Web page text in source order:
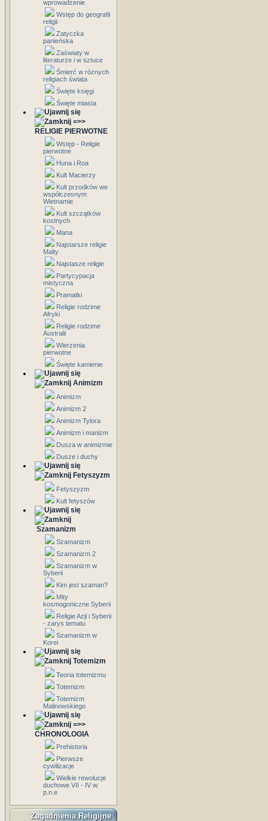
wprowadzenie
Wstęp do geografii
religii
Zatyczka
panieńska
Zaświaty w
literaturze i w sztuce
Śmierć w różnych
religiach świata
Święte księgi
Święte miasta
=>>
RELIGIE PIERWOTNE
Wstęp - Religie
pierwotne
Huna i Roa
Kult Macierzy
Kult przodków we
współczesnym
Wietnamie
Kult szczątków
kostnych
Mana
Najstarsze religie
Malty
Najstasze religie
Partycypacja
mistyczna
Pramatki
Religie rodzime
Afryki
Religie rodzime
Australii
Wierzenia
pierwotne
Święte kamienie
Animizm
Animizm
Animizm 2
Animizm Tylora
Animizm i manizm
Dusza w animizmie
Dusze i duchy
Fetyszyzm
Fetyszyzm
Kult fetyszów
Szamanizm
Szamanizm
Szamanizm 2
Szamanizm w
Syberii
Kim jest szaman?
Mity
kosmogoniczne Syberii
Religie Azji i Syberii
- zarys tematu
Szamanizm w
Korei
Totemizm
Teoria totemizmu
Totemizm
Totemizm
Malinowskiego
=>>
CHRONOLOGIA
Prehistoria
Pierwsze
cywilizacje
Wielkie rewolucje
duchowe VII - IV w.
p.n.e
Zagadnienia Religijne